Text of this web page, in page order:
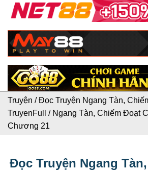
Truyện /Đọc Truyện Ngang Tàn,
TruyenFull
/ Ngang Tàn, Chiếm Đoạt
Chương 21
Đọc Truyện Ngang